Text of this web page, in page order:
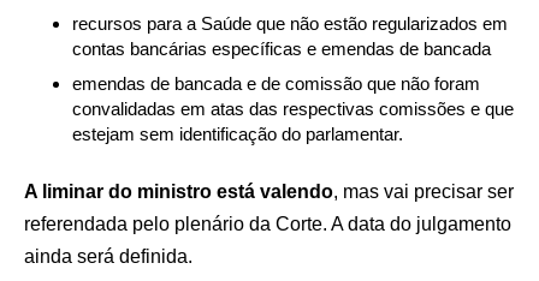
recursos para a Saúde que não estão regularizados em
contas bancárias específicas e emendas de bancada
emendas de bancada e de comissão que não foram
convalidadas em atas das respectivas comissões e que
estejam sem identificação do parlamentar.
A liminar do ministro está valendo, mas vai precisar ser
referendada pelo plenário da Corte. A data do julgamento
ainda será definida.